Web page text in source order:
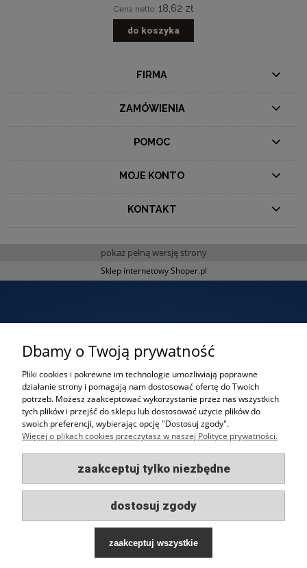
Cena netto: 18,62 zł
do koszyka
FIRMA
ZAMÓWIENIA
POMOC
MOJE KONTO
KONTAKT
pokaż pełną wersję strony
Sklep internetowy Shoper.pl
Dbamy o Twoją prywatność
Pliki cookies i pokrewne im technologie umożliwiają poprawne
działanie strony i pomagają nam dostosować ofertę do Twoich
potrzeb. Możesz zaakceptować wykorzystanie przez nas wszystkich
tych plików i przejść do sklepu lub dostosować użycie plików do
swoich preferencji, wybierając opcję "Dostosuj zgody".
Więcej o plikach cookies przeczytasz w naszej Polityce prywatności.
zaakceptuj tylko niezbędne
dostosuj zgody
zaakceptuj wszystkie
Oferta indywidualna?
Napisz do nas aby otrzymać ofertę
skrojoną pod Twoje potrzeby!
Zapytaj o ofertę